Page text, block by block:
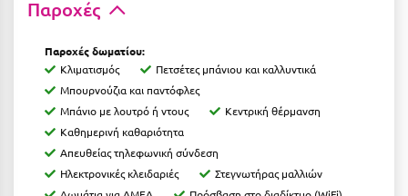
Κέα - Τζιά
Κερατέα
Κέρκυρα
Κεφαλονιά
Παροχές
Παροχές δωματίου:
Κλιματισμός
Πετσέτες μπάνιου και καλλυντικά
Μπουρνούζια και παντόφλες
Μπάνιο με λουτρό ή ντους
Κεντρική θέρμανση
Καθημερινή καθαριότητα
Απευθείας τηλεφωνική σύνδεση
Ηλεκτρονικές κλειδαριές
Στεγνωτήρας μαλλιών